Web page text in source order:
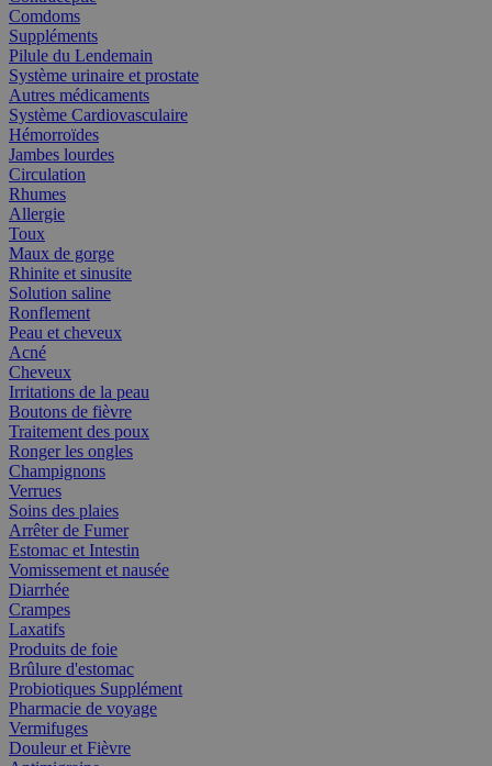
Comdoms
Suppléments
Pilule du Lendemain
Système urinaire et prostate
Autres médicaments
Système Cardiovasculaire
Hémorroïdes
Jambes lourdes
Circulation
Rhumes
Allergie
Toux
Maux de gorge
Rhinite et sinusite
Solution saline
Ronflement
Peau et cheveux
Acné
Cheveux
Irritations de la peau
Boutons de fièvre
Traitement des poux
Ronger les ongles
Champignons
Verrues
Soins des plaies
Arrêter de Fumer
Estomac et Intestin
Vomissement et nausée
Diarrhée
Crampes
Laxatifs
Produits de foie
Brûlure d'estomac
Probiotiques Supplément
Pharmacie de voyage
Vermifuges
Douleur et Fièvre